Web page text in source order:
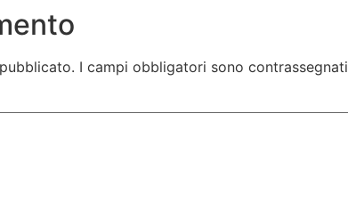
I campi obbligatori sono contrassegnati